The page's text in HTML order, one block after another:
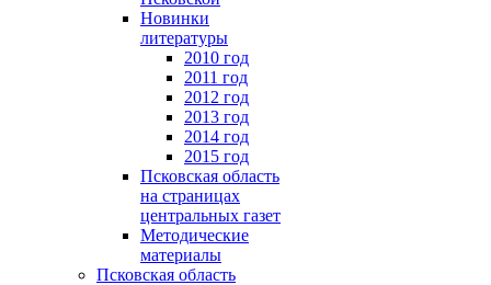
Новинки
литературы
2010 год
2011 год
2012 год
2013 год
2014 год
2015 год
Псковская область
на страницах
центральных газет
Методические
материалы
Псковская область